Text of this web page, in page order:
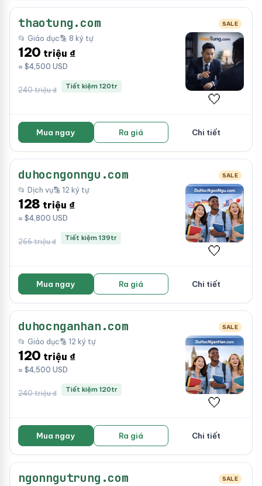
thaotung.com SALE
📂 Giáo dục🔡 8 ký tự
120 triệu ₫
≈ $4,500 USD
240 triệu ₫ Tiết kiệm 120tr
🤍
Mua ngay Ra giá Chi tiết
duhocngonngu.com SALE
📂 Dịch vụ🔡 12 ký tự
128 triệu ₫
≈ $4,800 USD
266 triệu ₫ Tiết kiệm 139tr
🤍
Mua ngay Ra giá Chi tiết
duhocnganhan.com SALE
📂 Giáo dục🔡 12 ký tự
120 triệu ₫
≈ $4,500 USD
240 triệu ₫ Tiết kiệm 120tr
🤍
Mua ngay Ra giá Chi tiết
ngonngutrung.com SALE